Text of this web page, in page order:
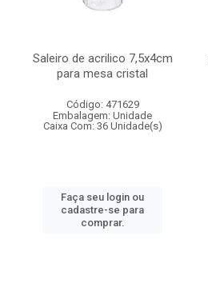
Saleiro de acrilico 7,5x4cm
para mesa cristal
Código: 471629
Embalagem: Unidade
Caixa Com: 36 Unidade(s)
Faça seu login ou
cadastre-se para
comprar.